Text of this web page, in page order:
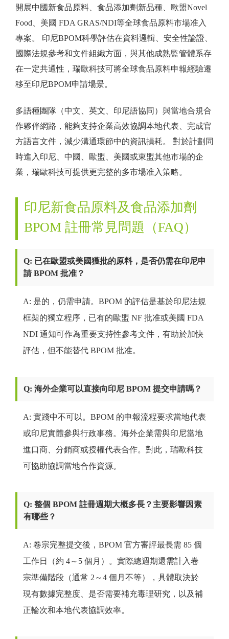
開展中國新食品原料、食品添加劑新品種、歐盟Novel
Food、美國 FDA GRAS/NDI等全球食品原料市場准入
專案。 印尼BPOM科學評估在資料邏輯、安全性論證、
國際法規參考和文件組織方面，與其他成熟監管體系存
在一定共通性，瑞歐科技可將全球食品原料申報經驗遷
移至印尼BPOM申請場景。
多語種團隊（中文、英文、印尼語協同）與當地合規合
作夥伴網路，能夠支持企業高效協調本地代表、完成官
方語言文件，減少溝通環節中的資訊損耗。 對於計劃同
時進入印尼、中國、歐盟、美國或東盟其他市場的企
業，瑞歐科技可提供更完整的多市場准入策略。
印尼新食品原料及食品添加劑
BPOM 註冊常見問題（FAQ）
Q: 已在歐盟或美國獲批的原料，是否仍需在印尼申
請 BPOM 批准？
A: 是的，仍需申請。BPOM 的評估是基於印尼法規
框架的獨立程序，已有的歐盟 NF 批准或美國 FDA
NDI 通知可作為重要支持性參考文件，有助於加快
評估，但不能替代 BPOM 批准。
Q: 海外企業可以直接向印尼 BPOM 提交申請嗎？
A: 實踐中不可以。BPOM 的申報流程要求當地代表
或印尼實體參與行政事務。海外企業需與印尼當地
進口商、分銷商或授權代表合作。對此，瑞歐科技
可協助協調當地合作資源。
Q: 整個 BPOM 註冊週期大概多長？主要影響因素
有哪些？
A: 卷宗完整提交後，BPOM 官方審評最長需 85 個
工作日（約 4～5 個月）。實際總週期還需計入卷
宗準備階段（通常 2～4 個月不等），具體取決於
現有數據完整度、是否需要補充毒理研究，以及補
正輪次和本地代表協調效率。